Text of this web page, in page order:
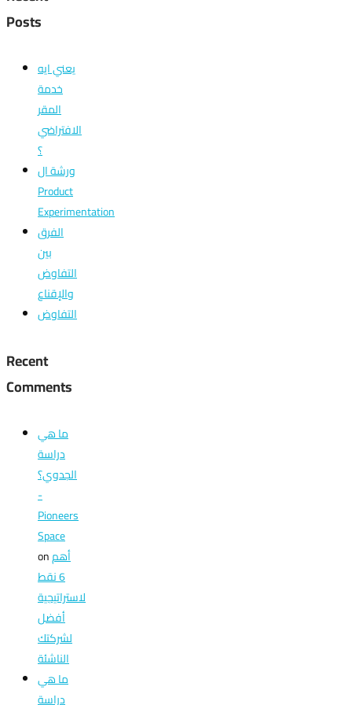
Posts
يعني ايه
خدمة
المقر
الافتراضي
؟
ورشة ال
Product
Experimentation
الفرق
بين
التفاوض
والإقناع
التفاوض
Recent
Comments
ما هي
دراسة
الجدوي؟
-
Pioneers
Space
onأهم
6 نقط
لاستراتيجية
أفضل
لشركتك
الناشئة
ما هي
دراسة